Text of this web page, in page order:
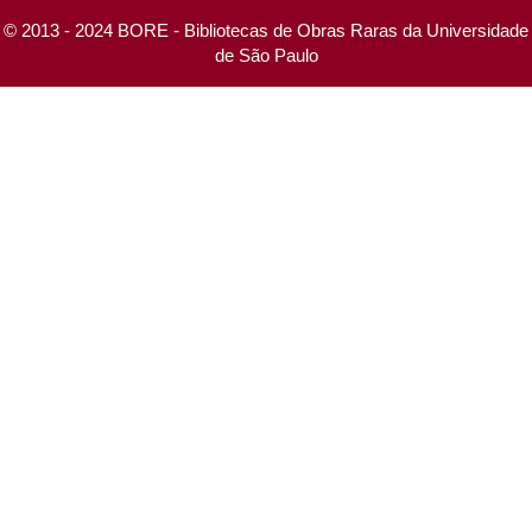
© 2013 - 2024 BORE - Bibliotecas de Obras Raras da Universidade
de São Paulo